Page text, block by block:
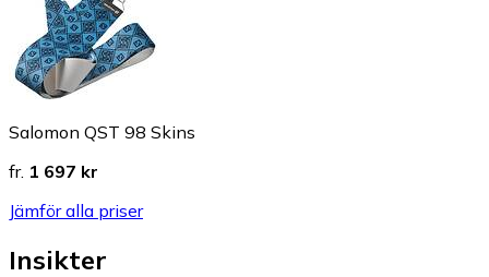
Salomon QST 98 Skins
fr. 1 697 kr
Jämför alla priser
Insikter